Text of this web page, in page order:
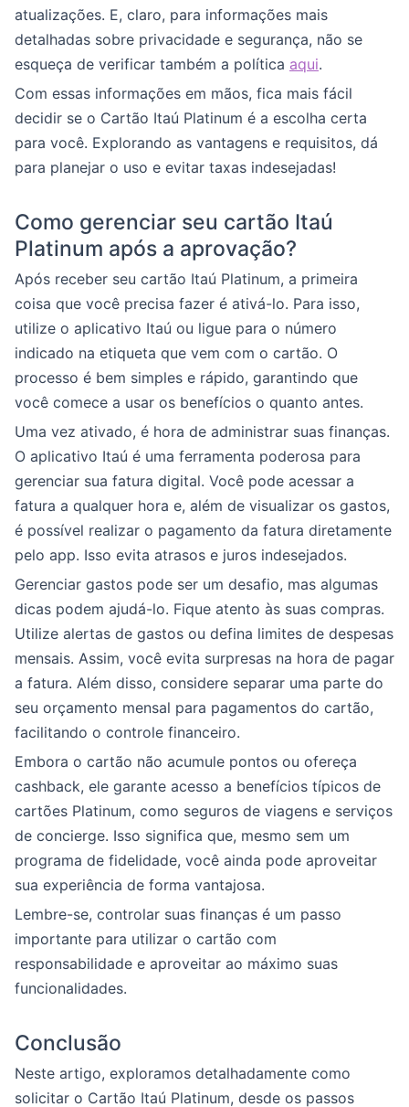
atualizações. E, claro, para informações mais
detalhadas sobre privacidade e segurança, não se
esqueça de verificar também a política aqui.
Com essas informações em mãos, fica mais fácil
decidir se o Cartão Itaú Platinum é a escolha certa
para você. Explorando as vantagens e requisitos, dá
para planejar o uso e evitar taxas indesejadas!
Como gerenciar seu cartão Itaú
Platinum após a aprovação?
Após receber seu cartão Itaú Platinum, a primeira
coisa que você precisa fazer é ativá-lo. Para isso,
utilize o aplicativo Itaú ou ligue para o número
indicado na etiqueta que vem com o cartão. O
processo é bem simples e rápido, garantindo que
você comece a usar os benefícios o quanto antes.
Uma vez ativado, é hora de administrar suas finanças.
O aplicativo Itaú é uma ferramenta poderosa para
gerenciar sua fatura digital. Você pode acessar a
fatura a qualquer hora e, além de visualizar os gastos,
é possível realizar o pagamento da fatura diretamente
pelo app. Isso evita atrasos e juros indesejados.
Gerenciar gastos pode ser um desafio, mas algumas
dicas podem ajudá-lo. Fique atento às suas compras.
Utilize alertas de gastos ou defina limites de despesas
mensais. Assim, você evita surpresas na hora de pagar
a fatura. Além disso, considere separar uma parte do
seu orçamento mensal para pagamentos do cartão,
facilitando o controle financeiro.
Embora o cartão não acumule pontos ou ofereça
cashback, ele garante acesso a benefícios típicos de
cartões Platinum, como seguros de viagens e serviços
de concierge. Isso significa que, mesmo sem um
programa de fidelidade, você ainda pode aproveitar
sua experiência de forma vantajosa.
Lembre-se, controlar suas finanças é um passo
importante para utilizar o cartão com
responsabilidade e aproveitar ao máximo suas
funcionalidades.
Conclusão
Neste artigo, exploramos detalhadamente como
solicitar o Cartão Itaú Platinum, desde os passos